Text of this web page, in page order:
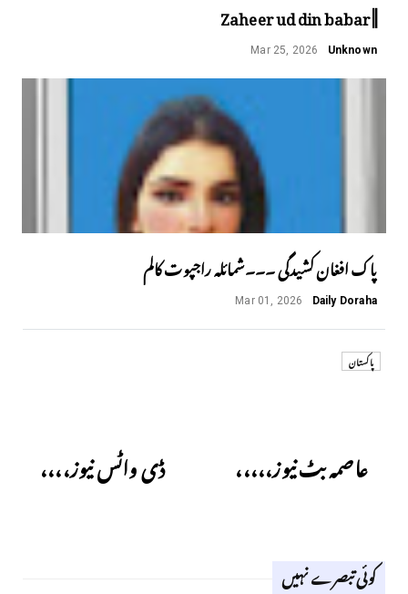
||Zaheer ud din babar
Unknown
Mar 25, 2026
پاک افغان کشیدگی ۔۔۔شمائلہ راجپوت کالم
Daily Doraha
Mar 01, 2026
پاکستان
عاصمہ بٹ نیوز،،،،، ڈی واٹس نیوز،،،،
کوئی تبصرے نہیں